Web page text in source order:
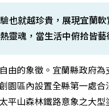
也就越珍貴，展現宜蘭
靈魂，當生活中俯拾皆
由的象徵。宜蘭縣政府
園區內設置全縣第一處
平山森林鐵路意象之大